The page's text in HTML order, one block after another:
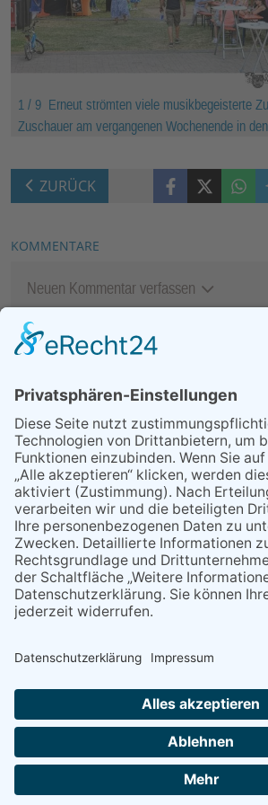
1 / 9 Erneut strömten viele musikbegeisterte
Zuschauer am vergangenen Wochenende in
ZURÜCK FacebookX (Twitter)
KOMMENTARE
Neuen Kommentar verfassen
MEIST GELESEN
06.08.2026
13. Folk- &
kehrt zurück zu
Wurzeln
29.05.2026
Was Tschernobyl
Jahren für Kriftel
07.08.2026
Niederlage trotz
Leistung
03.08.2026
„Mein
07.08.2026
Montag, 24.
Café geöffnet
NACH OBEN
Alle Rechte vorbehalten - Verlag Dreisbach Online ist ein